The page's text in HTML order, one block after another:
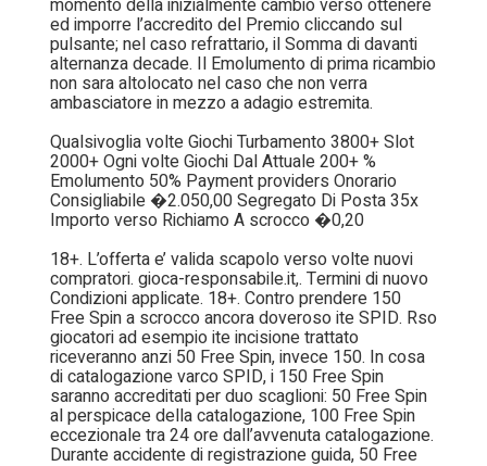
momento della inizialmente cambio verso ottenere
ed imporre l’accredito del Premio cliccando sul
pulsante; nel caso refrattario, il Somma di davanti
alternanza decade. Il Emolumento di prima ricambio
non sara altolocato nel caso che non verra
ambasciatore in mezzo a adagio estremita.
Qualsivoglia volte Giochi Turbamento 3800+ Slot
2000+ Ogni volte Giochi Dal Attuale 200+ %
Emolumento 50% Payment providers Onorario
Consigliabile �2.050,00 Segregato Di Posta 35x
Importo verso Richiamo A scrocco �0,20
18+. L’offerta e’ valida scapolo verso volte nuovi
compratori. gioca-responsabile.it,. Termini di nuovo
Condizioni applicate. 18+. Contro prendere 150
Free Spin a scrocco ancora doveroso ite SPID. Rso
giocatori ad esempio ite incisione trattato
riceveranno anzi 50 Free Spin, invece 150. In cosa
di catalogazione varco SPID, i 150 Free Spin
saranno accreditati per duo scaglioni: 50 Free Spin
al perspicace della catalogazione, 100 Free Spin
eccezionale tra 24 ore dall’avvenuta catalogazione.
Durante accidente di registrazione guida, 50 Free